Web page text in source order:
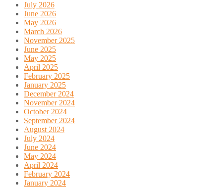
July 2026
June 2026
May 2026
March 2026
November 2025
June 2025
May 2025
April 2025
February 2025
January 2025
December 2024
November 2024
October 2024
September 2024
August 2024
July 2024
June 2024
May 2024
April 2024
February 2024
January 2024